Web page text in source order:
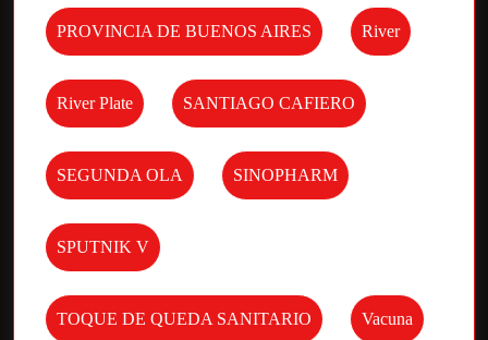
PROVINCIA DE BUENOS AIRES River
River Plate SANTIAGO CAFIERO
SEGUNDA OLA SINOPHARM
SPUTNIK V
TOQUE DE QUEDA SANITARIO Vacuna